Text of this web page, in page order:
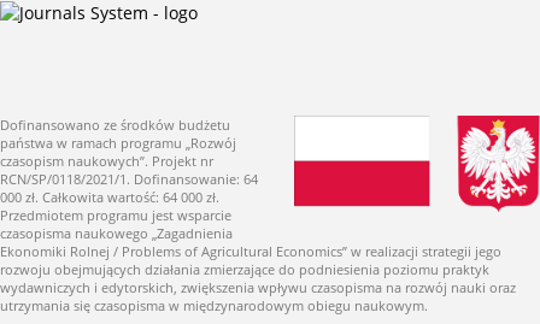
Dofinansowano ze środków budżetu
państwa w ramach programu „Rozwój
czasopism naukowych”. Projekt nr
RCN/SP/0118/2021/1. Dofinansowanie: 64
000 zł. Całkowita wartość: 64 000 zł.
Przedmiotem programu jest wsparcie
czasopisma naukowego „Zagadnienia
Ekonomiki Rolnej / Problems of Agricultural Economics” w realizacji strategii jego
rozwoju obejmujących działania zmierzające do podniesienia poziomu praktyk
wydawniczych i edytorskich, zwiększenia wpływu czasopisma na rozwój nauki oraz
utrzymania się czasopisma w międzynarodowym obiegu naukowym.